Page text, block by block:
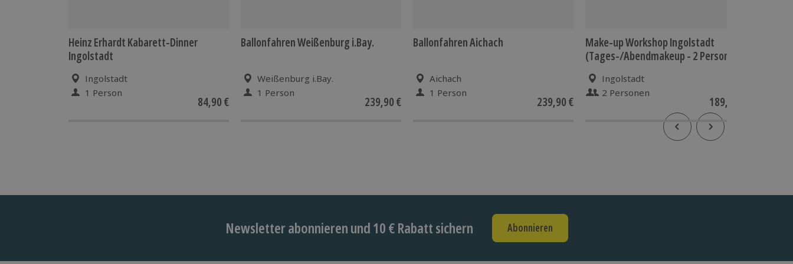
Entscheidung für den Ballonstart liegt allein in der Entscheidungskompetenz
des Piloten.
Heinz Erhardt Kabarett-Dinner
Ingolstadt
Ingolstadt
1 Person
84,90 €
Ballonfahren Weißenburg i.Bay.
Weißenburg i.Bay.
1 Person
239,90 €
Ballonfahren Aichach
Aichach
1 Person
239,90 €
Make-up Workshop Ingolstadt
(Tages-/Abendmakeup - 2 Personen)
Ingolstadt
2 Personen
189,90 €
Newsletter abonnieren und 10 € Rabatt sichern Abonnieren